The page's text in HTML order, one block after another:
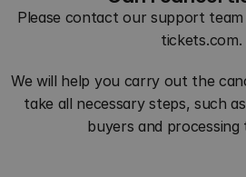
Please contact our support
tickets.com.
We will help you carry out the
take all necessary steps, such
buyers and